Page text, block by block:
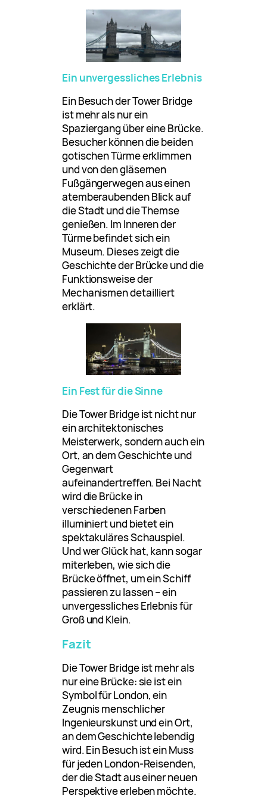
Ein unvergessliches Erlebnis
Ein Besuch der Tower Bridge
ist mehr als nur ein
Spaziergang über eine Brücke.
Besucher können die beiden
gotischen Türme erklimmen
und von den gläsernen
Fußgängerwegen aus einen
atemberaubenden Blick auf
die Stadt und die Themse
genießen. Im Inneren der
Türme befindet sich ein
Museum. Dieses zeigt die
Geschichte der Brücke und die
Funktionsweise der
Mechanismen detailliert
erklärt.
Ein Fest für die Sinne
Die Tower Bridge ist nicht nur
ein architektonisches
Meisterwerk, sondern auch ein
Ort, an dem Geschichte und
Gegenwart
aufeinandertreffen. Bei Nacht
wird die Brücke in
verschiedenen Farben
illuminiert und bietet ein
spektakuläres Schauspiel.
Und wer Glück hat, kann sogar
miterleben, wie sich die
Brücke öffnet, um ein Schiff
passieren zu lassen – ein
unvergessliches Erlebnis für
Groß und Klein.
Fazit
Die Tower Bridge ist mehr als
nur eine Brücke: sie ist ein
Symbol für London, ein
Zeugnis menschlicher
Ingenieurskunst und ein Ort,
an dem Geschichte lebendig
wird. Ein Besuch ist ein Muss
für jeden London-Reisenden,
der die Stadt aus einer neuen
Perspektive erleben möchte.